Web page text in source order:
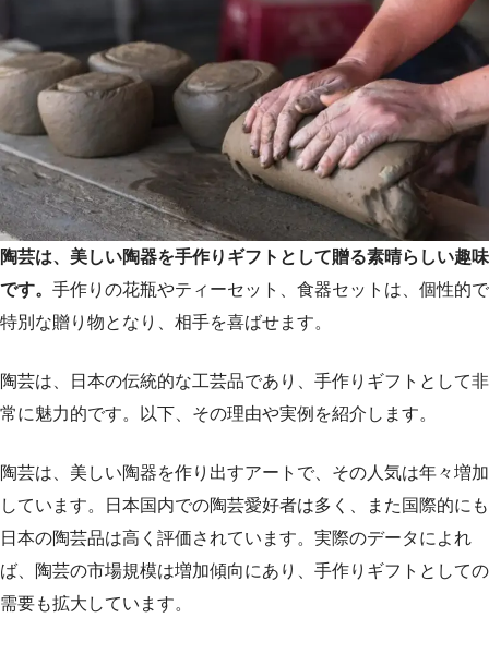
陶芸は、美しい陶器を手作りギフトとして贈る素晴らしい趣味
です。 手作りの花瓶やティーセット、食器セットは、個性的で
特別な贈り物となり、相手を喜ばせます。
陶芸は、日本の伝統的な工芸品であり、手作りギフトとして非
常に魅力的です。以下、その理由や実例を紹介します。
陶芸は、美しい陶器を作り出すアートで、その人気は年々増加
しています。日本国内での陶芸愛好者は多く、また国際的にも
日本の陶芸品は高く評価されています。実際のデータによれ
ば、陶芸の市場規模は増加傾向にあり、手作りギフトとしての
需要も拡大しています。